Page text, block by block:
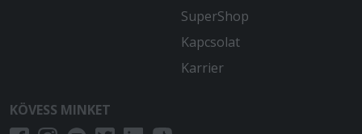
Először rosszul kézbesítik a rendelésem,
majd reklamáció után 1313-tól 1640-ig
még mindig sehol a rendelésem. Azért
ez már felháborító. Ennyi idő alatt már
SuperShop
Kapcsolat
Karrier
KÖVESS MINKET